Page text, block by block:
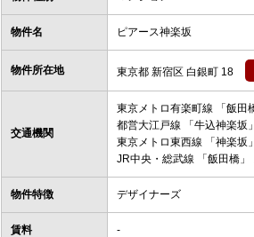
物件名 ピアース神楽坂
物件所在地 東京都 新宿区 白銀町 18
交通機関
東京メトロ有楽町線 「 飯田
都営大江戸線 「 牛込神楽坂
東京メトロ東西線 「 神楽坂
JR中央・総武線 「 飯田橋
物件特徴 デザイナーズ
賃料 -